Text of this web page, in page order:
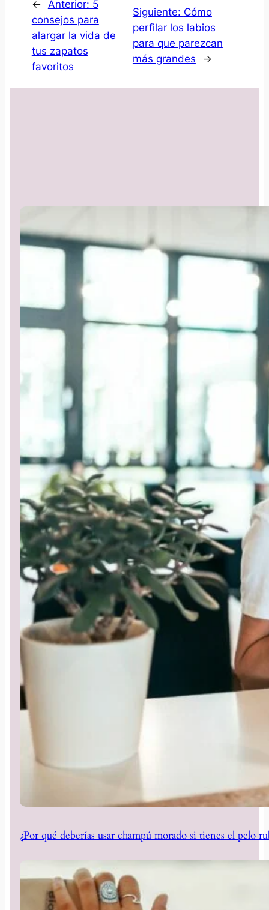
← Anterior: 5
consejos para
alargar la vida de
tus zapatos
favoritos
Siguiente: Cómo
perfilar los labios
para que parezcan
más grandes
→
¿Por qué deberías usar champú morado si tienes el pelo